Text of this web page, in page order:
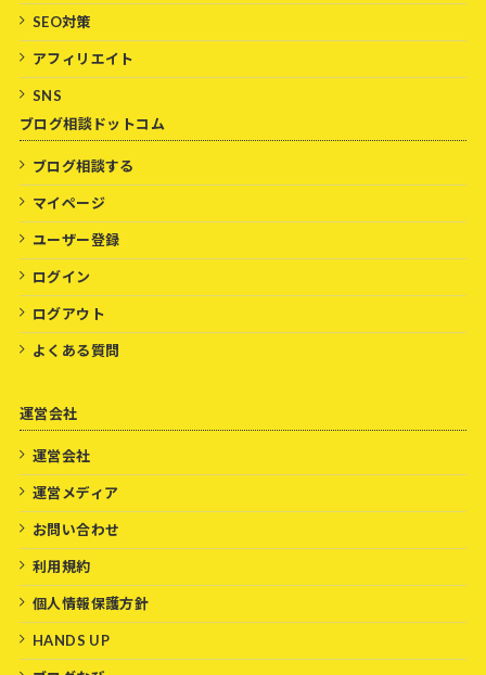
SEO対策
アフィリエイト
SNS
ブログ相談ドットコム
ブログ相談する
マイページ
ユーザー登録
ログイン
ログアウト
よくある質問
運営会社
運営会社
運営メディア
お問い合わせ
利用規約
個人情報保護方針
HANDS UP